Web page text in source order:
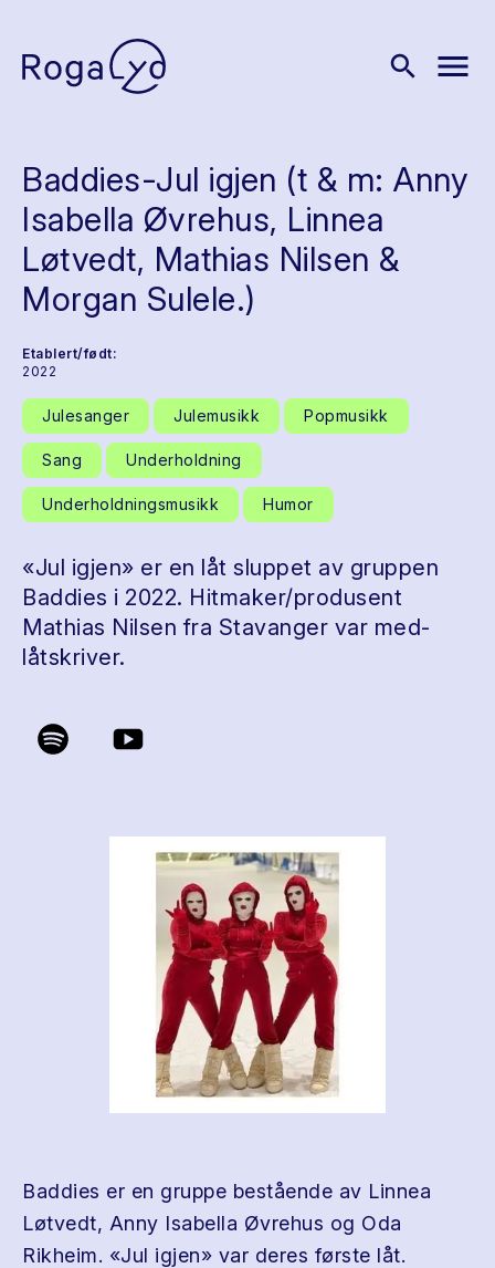
search menu
Baddies-Jul igjen (t & m: Anny
Isabella Øvrehus, Linnea
Løtvedt, Mathias Nilsen &
Morgan Sulele.)
Etablert/født:
2022
Julesanger Julemusikk Popmusikk
Sang Underholdning
Underholdningsmusikk Humor
«Jul igjen» er en låt sluppet av gruppen
Baddies i 2022. Hitmaker/produsent
Mathias Nilsen fra Stavanger var med-
låtskriver.
Baddies er en gruppe bestående av Linnea
Løtvedt, Anny Isabella Øvrehus og Oda
Rikheim. «Jul igjen» var deres første låt.